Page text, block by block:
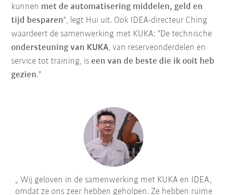
kunnen met de automatisering middelen, geld en
tijd besparen", legt Hui uit. Ook IDEA-directeur Ching
waardeert de samenwerking met KUKA: "De technische
ondersteuning van KUKA, van reserveonderdelen en
service tot training, iseen van de beste die ik ooit heb
gezien."
Wij geloven in de samenwerking met KUKA en IDEA,
omdat ze ons zeer hebben geholpen. Ze hebben ruime